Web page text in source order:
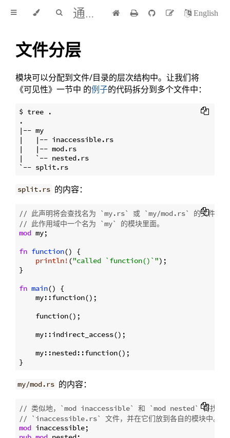
通过例子学 Rust 中文版 English
文件分层
模块可以分配到文件/目录的层次结构中。让我们将
《可见性》一节中 的例子的代码拆分到多个文件中：
$ tree .
.
|-- my
|   |-- inaccessible.rs
|   |-- mod.rs
|   `-- nested.rs
split.rs 的内容：
// 此声明将会查找名为 `my.rs` 或 `my/mod.rs` 的文件，并
// 此作用域中一个名为 `my` 的模块里面。
mod my;
fn function() {
println! ("called `function()`");
}
fn main() {
    my::function();
    function();
    my::indirect_access();
    my::nested::function();
my/mod.rs 的内容：
// 类似地，`mod inaccessible` 和 `mod nested` 将找
// `inaccessible.rs` 文件，并在它们放到各自的模块中。
mod